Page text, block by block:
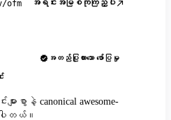
ofm အရင်းအမြစ်ကိုကြည့်ပါ
အတည်ပြုထားသော ဖော်ပြမှု
ျားစွာနဲ့ canonical awesome-
ါတယ်။